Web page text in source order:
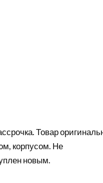
Товар
корпусом. Не
новым.